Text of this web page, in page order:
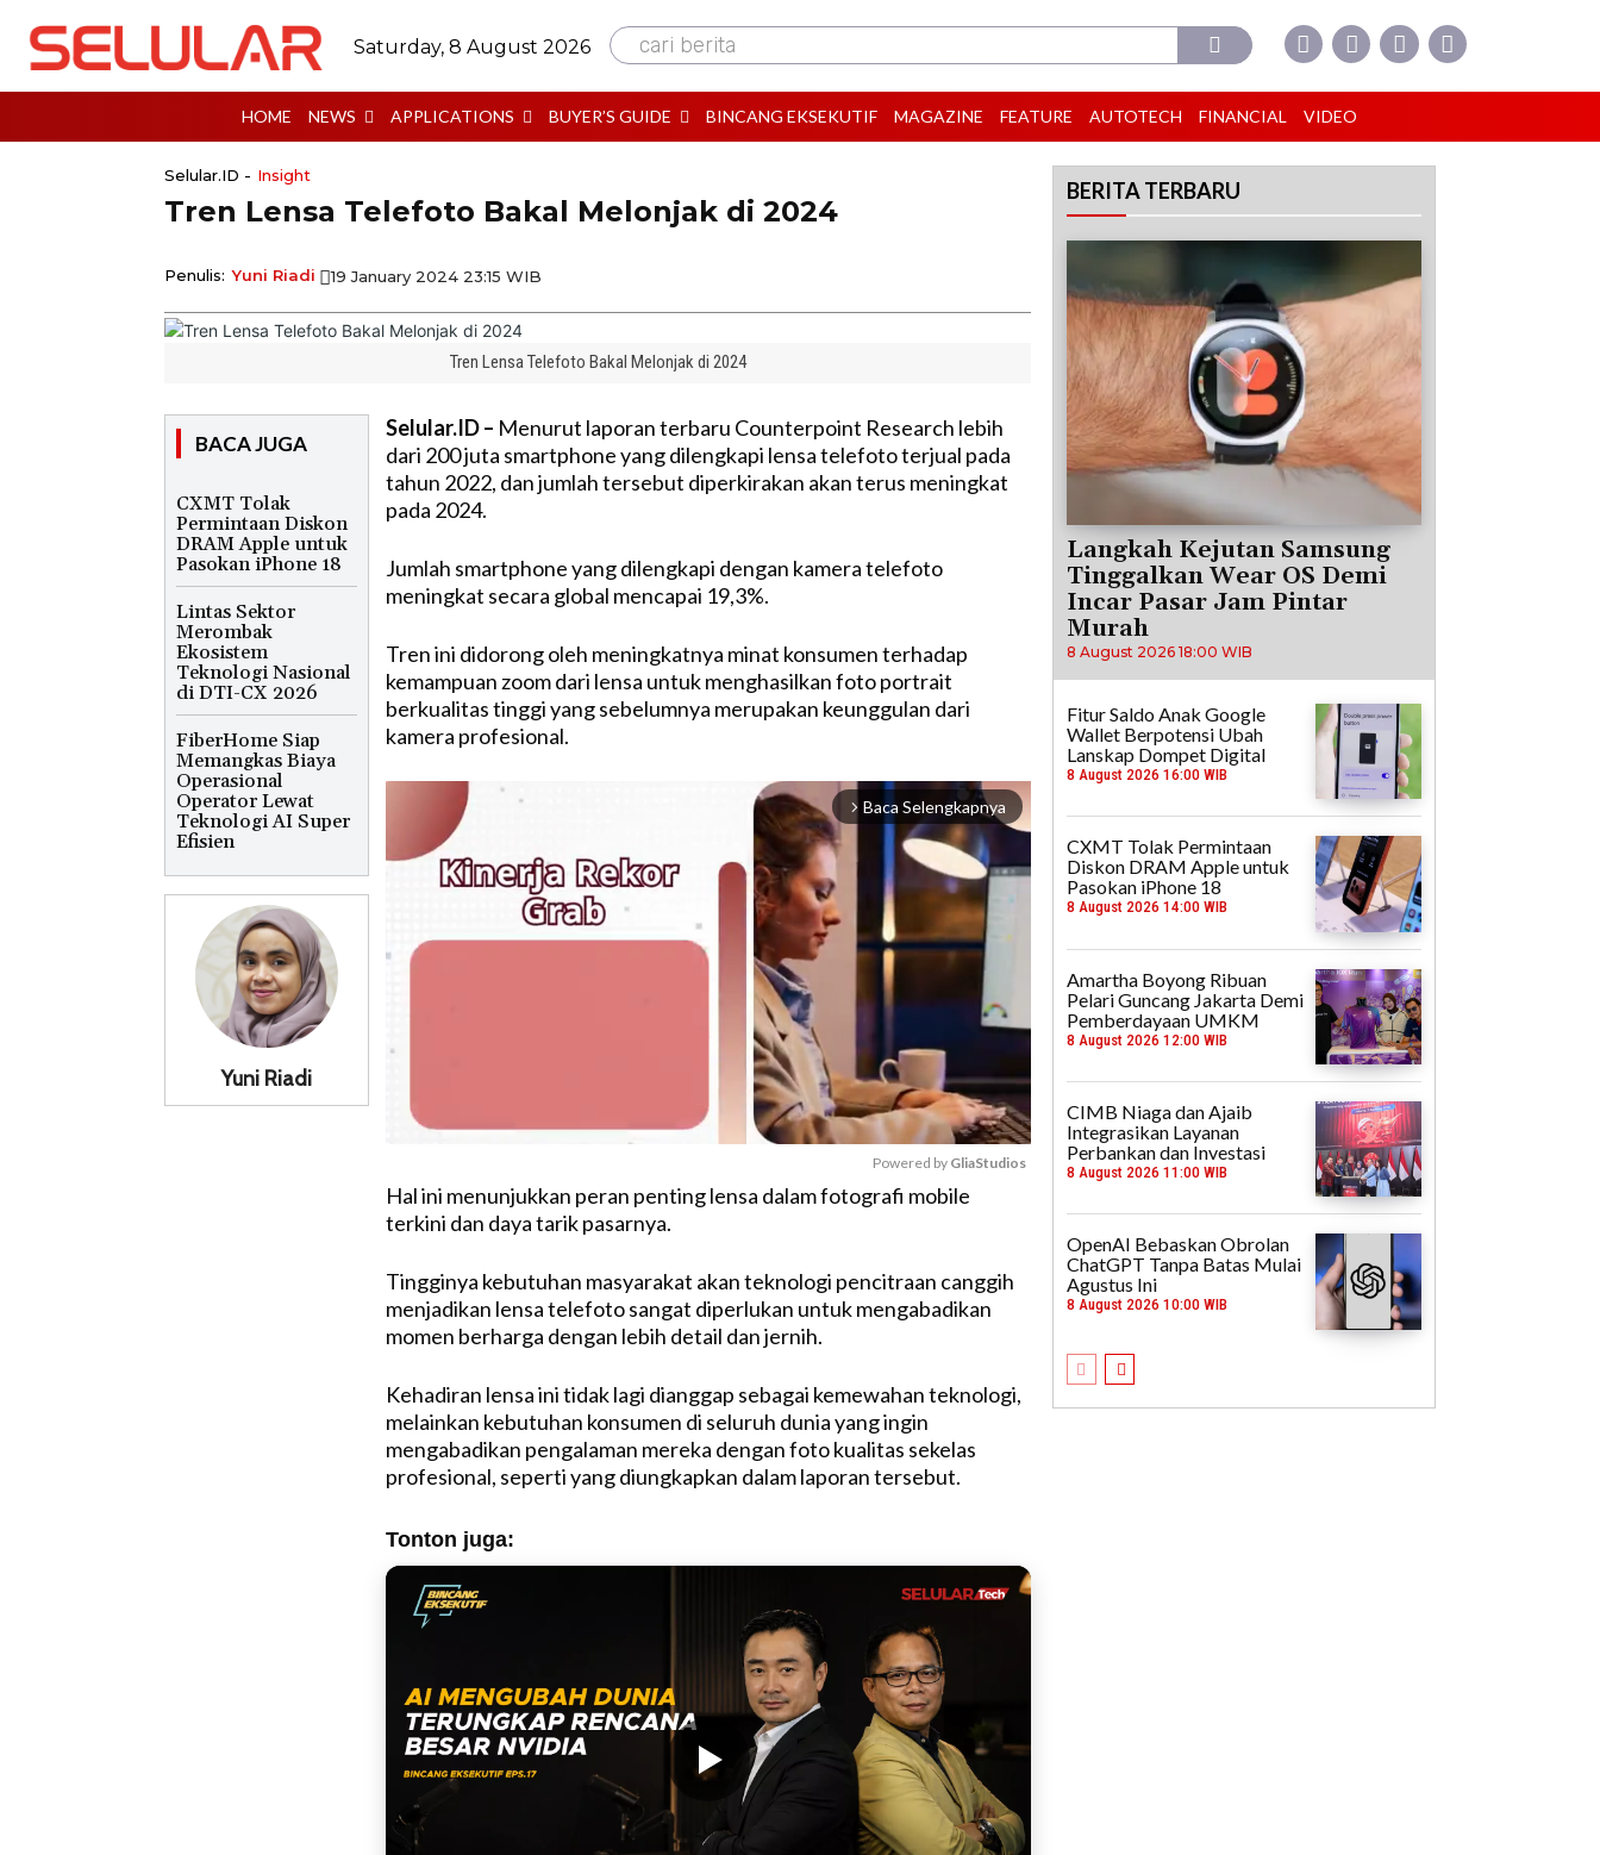
Saturday, 8 August 2026 cari berita
HOME NEWS APPLICATIONS BUYER’S GUIDE BINCANG EKSEKUTIF MAGAZINE FEATURE AUTOTECH FINANCIAL VIDEO
Selular.ID - Insight
Tren Lensa Telefoto Bakal Melonjak di 2024
Penulis: Yuni Riadi 19 January 2024 23:15 WIB
Tren Lensa Telefoto Bakal Melonjak di 2024
BACA JUGA
CXMT Tolak
Permintaan Diskon
DRAM Apple untuk
Pasokan iPhone 18
Lintas Sektor
Merombak
Ekosistem
Teknologi Nasional
di DTI-CX 2026
FiberHome Siap
Memangkas Biaya
Operasional
Operator Lewat
Teknologi AI Super
Efisien
Yuni Riadi
Selular.ID – Menurut laporan terbaru Counterpoint Research lebih
dari 200 juta smartphone yang dilengkapi lensa telefoto terjual pada
tahun 2022, dan jumlah tersebut diperkirakan akan terus meningkat
pada 2024.
Jumlah smartphone yang dilengkapi dengan kamera telefoto
meningkat secara global mencapai 19,3%.
Tren ini didorong oleh meningkatnya minat konsumen terhadap
kemampuan zoom dari lensa untuk menghasilkan foto portrait
berkualitas tinggi yang sebelumnya merupakan keunggulan dari
kamera profesional.
arrow_forward_ios Baca Selengkapnya
t
Powered by GliaStudios
Hal ini menunjukkan peran penting lensa dalam fotografi mobile
terkini dan daya tarik pasarnya.
Tingginya kebutuhan masyarakat akan teknologi pencitraan canggih
menjadikan lensa telefoto sangat diperlukan untuk mengabadikan
momen berharga dengan lebih detail dan jernih.
Kehadiran lensa ini tidak lagi dianggap sebagai kemewahan teknologi,
melainkan kebutuhan konsumen di seluruh dunia yang ingin
mengabadikan pengalaman mereka dengan foto kualitas sekelas
profesional, seperti yang diungkapkan dalam laporan tersebut.
Tonton juga:
BERITA TERBARU
Langkah Kejutan Samsung
Tinggalkan Wear OS Demi
Incar Pasar Jam Pintar
Murah
8 August 2026 18:00 WIB
Fitur Saldo Anak Google
Wallet Berpotensi Ubah
Lanskap Dompet Digital
8 August 2026 16:00 WIB
CXMT Tolak Permintaan
Diskon DRAM Apple untuk
Pasokan iPhone 18
8 August 2026 14:00 WIB
Amartha Boyong Ribuan
Pelari Guncang Jakarta Demi
Pemberdayaan UMKM
8 August 2026 12:00 WIB
CIMB Niaga dan Ajaib
Integrasikan Layanan
Perbankan dan Investasi
8 August 2026 11:00 WIB
OpenAI Bebaskan Obrolan
ChatGPT Tanpa Batas Mulai
Agustus Ini
8 August 2026 10:00 WIB